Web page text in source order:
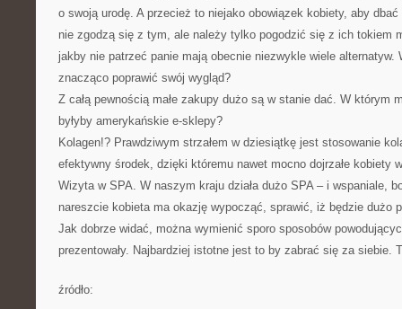
o swoją urodę. A przecież to niejako obowiązek kobiety, aby
nie zgodzą się z tym, ale należy tylko pogodzić się z ich tokiem
jakby nie patrzeć panie mają obecnie niezwykle wiele
znacząco poprawić swój wygląd?
Z całą pewnością małe zakupy dużo są w stanie dać. W którym
byłyby amerykańskie e-sklepy?
Kolagen!? Prawdziwym strzałem w dziesiątkę jest stosowanie
efektywny środek, dzięki któremu nawet mocno dojrzałe kobiety
Wizyta w SPA. W naszym kraju działa dużo SPA – i wspaniale,
nareszcie kobieta ma okazję wypocząć, sprawić, iż będzie dużo
Jak dobrze widać, można wymienić sporo sposobów
prezentowały. Najbardziej istotne jest to by zabrać się za siebie.
źródło: